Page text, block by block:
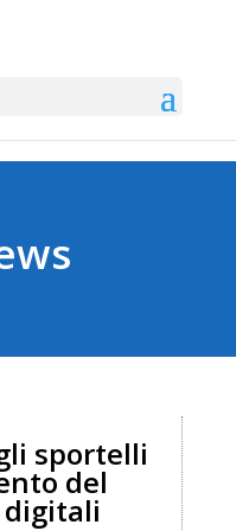
sportelli
del
digitali